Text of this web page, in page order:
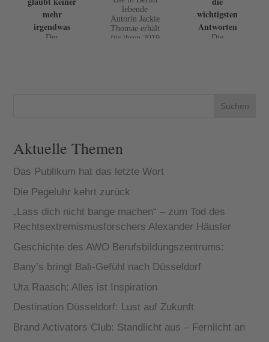
mehr
irgendwas
Der
Massenmedien
.
lebende
Autorin Jackie
Thomae erhält
für ihren 2019
wichtigsten
Antworten
Die
wichtigerDepo
Suchen
Aktuelle Themen
Das Publikum hat das letzte Wort
Die Pegeluhr kehrt zurück
„Lass dich nicht bange machen“ – zum Tod des
Rechtsextremismusforschers Alexander Häusler
Geschichte des AWO Berufsbildungszentrums:
Bany’s bringt Bali-Gefühl nach Düsseldorf
Uta Raasch: Alles ist Inspiration
Destination Düsseldorf: Lust auf Zukunft
Brand Activators Club: Standlicht aus – Fernlicht an